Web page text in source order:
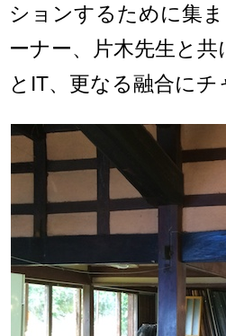
ションするために集
ーナー、片木先生と
とIT、更なる融合に